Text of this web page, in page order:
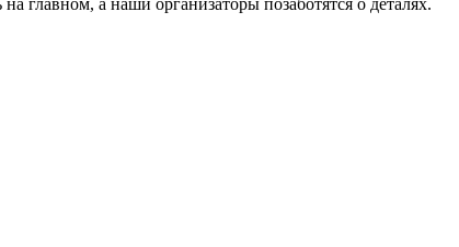
главном, а наши организаторы позаботятся о деталях.